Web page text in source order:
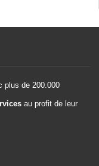
plus de 200.000
au profit de leur